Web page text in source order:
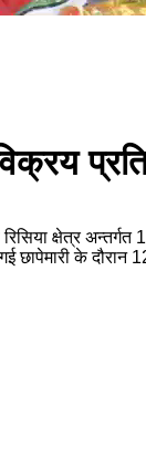
रिसिया क्षेत्र
के दौरान